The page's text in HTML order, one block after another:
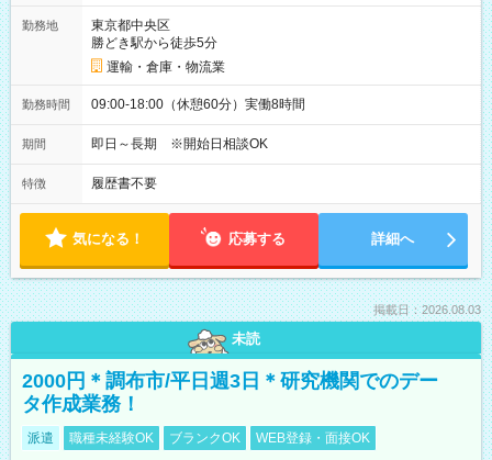
勤務地
東京都中央区
勝どき駅から徒歩5分
運輸・倉庫・物流業
勤務時間 09:00-18:00（休憩60分）実働8時間
期間 即日～長期 ※開始日相談OK
特徴 履歴書不要
気になる！ 応募する 詳細へ
掲載日：2026.08.03
未読
2000円＊調布市/平日週3日＊研究機関でのデー
タ作成業務！
派遣 職種未経験OK ブランクOK WEB登録・面接OK